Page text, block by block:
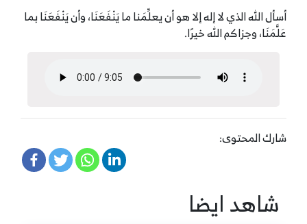
أسأل الله الذي لا إله إلا هو أن يعلِّمَنا ما يَنْفَعَنَا، وأن يَنْفَعَنَا بما
عَلَّمَنَا، وجزاكم الله خيرًا.
شارك المحتوى:
شاهد ايضا